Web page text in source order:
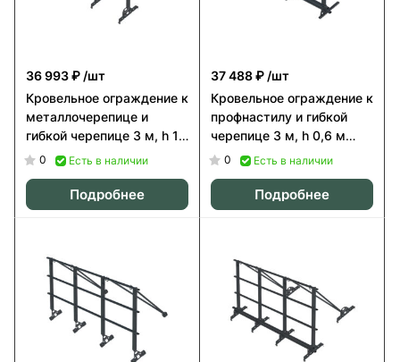
36 993 ₽ /шт
Кровельное ограждение к
металлочерепице и
гибкой черепице 3 м, h 1,1
м Orima SYO
0 Есть в наличии
Подробнее
37 488 ₽ /шт
Кровельное ограждение к
профнастилу и гибкой
черепице 3 м, h 0,6 м
Orima SYTL
0 Есть в наличии
Подробнее